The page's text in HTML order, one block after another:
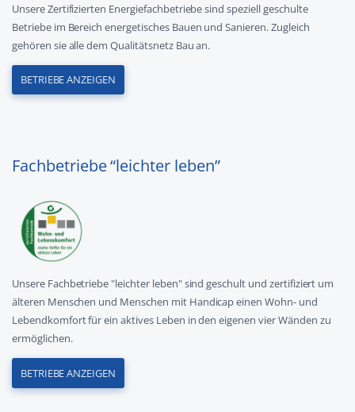
Unsere Zertifizierten Energiefachbetriebe sind speziell geschulte
Betriebe im Bereich energetisches Bauen und Sanieren. Zugleich
gehören sie alle dem Qualitätsnetz Bau an.
BETRIEBE ANZEIGEN
Fachbetriebe “leichter leben”
Unsere Fachbetriebe "leichter leben" sind geschult und zertifiziert um
älteren Menschen und Menschen mit Handicap einen Wohn- und
Lebendkomfort für ein aktives Leben in den eigenen vier Wänden zu
ermöglichen.
BETRIEBE ANZEIGEN